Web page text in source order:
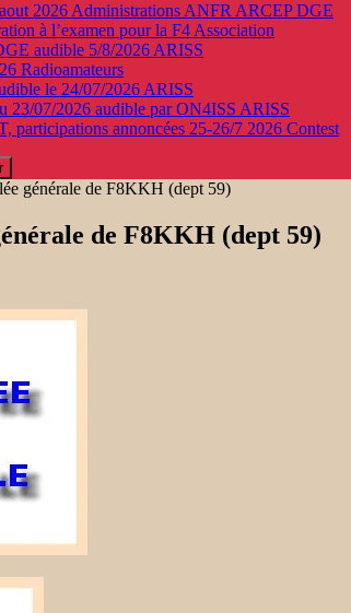
2026 Administrations ANFR ARCEP DGE
à l’examen pour la F4 Association
audible 5/8/2026 ARISS
Radioamateurs
le 24/07/2026 ARISS
23/07/2026 audible par ON4ISS ARISS
participations annoncées 25-26/7 2026 Contest
générale de F8KKH (dept 59)
de F8KKH (dept 59)